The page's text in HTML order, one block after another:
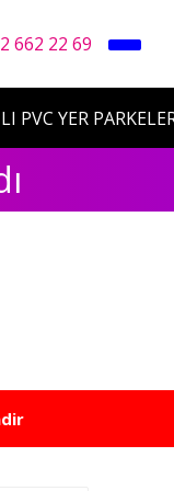
662 22 69
PVC YER